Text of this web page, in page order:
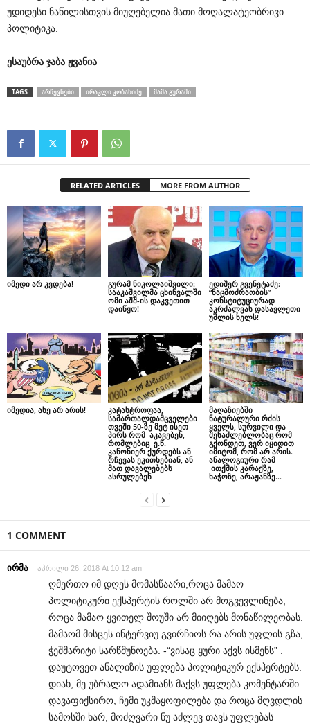
უდიდესი ნაწილისთვის მიუღებელია მათი მოღალატეობრივი
პოლიტიკა.
ესაუბრა ჯაბა ჟვანია
TAGS ᲐᲠᲩᲔᲕᲜᲔᲑᲘ ᲘᲠᲐᲙᲚᲘ ᲙᲝᲑᲐᲮᲘᲫᲔ ᲛᲐᲛᲐ ᲒᲣᲠᲐᲛᲘ
RELATED ARTICLES MORE FROM AUTHOR
იმედი არ კვდება!
გურამ ნიკოლაიშვილი:
სააკაშვილმა ცხინვალში
ომი აშშ-ის დაკვეთით
დაიწყო!
ედიშერ გვენეტაძე:
“ნაცმოძრაობის”
კონსტიტუციურად
აკრძალვას დასავლეთი
უშლის ხელს!
იმედია, ასე არ არის!
კატასტროფაა,
სამართალდამცველები
თვეში 50-ზე მეტ ისეთ
პირს რომ აკავებენ,
რომლებიც ე.წ.
კანონიერ ქურდებს ან
რჩევას ეკითხებიან, ან
მათ დავალებებს
ასრულებენ
მაღაზიებში
ნატურალური რძის
ყველს, სურვილი და
შესაძლებლობაც რომ
გქონდეთ, ვერ იყიდით
იმიტომ, რომ არ არის.
ანალოგიური რამ
ითქმის კარაქზე,
ხაჭოზე, არაჟანზე…
1 COMMENT
ირმა აპრილი 26, 2018 At 10:12 am
ღმერთო იმ დღეს მომასწაარი,როცა მამაო
პოლიტიკური ექსპერტის როლში არ მოგვევლინება,
როცა მამაო ყვითელ შოუში არ მიიღებს მონაწილეობას.
მამაომ მისცეს ინტერვიუ გვირჩიოს რა არის უფლის გზა,
ჭეშმარიტი სარწმუნოება. -“ვისაც ყური აქვს ისმენს” .
დაუტოვეთ ანალიზის უფლება პოლიტიკურ ექსპერტებს.
დიახ, მე უბრალო ადამიანს მაქვს უფლება კომენტარში
დავაფიქსირო, ჩემი უკმაყოფილება და როცა მღვდლის
სამოსში ხარ, მოძღვარი ნუ აძლევ თავს უფლებას